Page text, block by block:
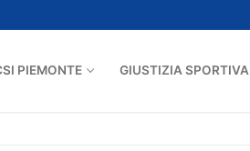
PIEMONTE GIUSTIZIA SPORTIVA